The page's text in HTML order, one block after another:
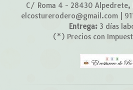
C/ Roma 4 - 28430 Alpedrete,
elcosturerodero@gmail.com |
Entrega: 3 días
(*) Precios con